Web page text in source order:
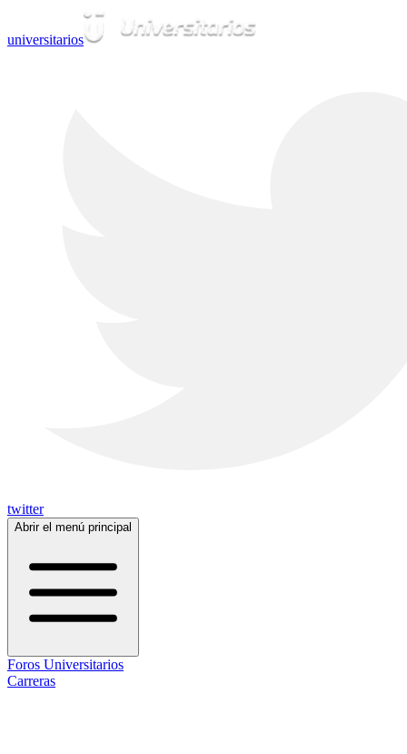
universitarios
twitter
Abrir el menú principal
Foros Universitarios
Carreras